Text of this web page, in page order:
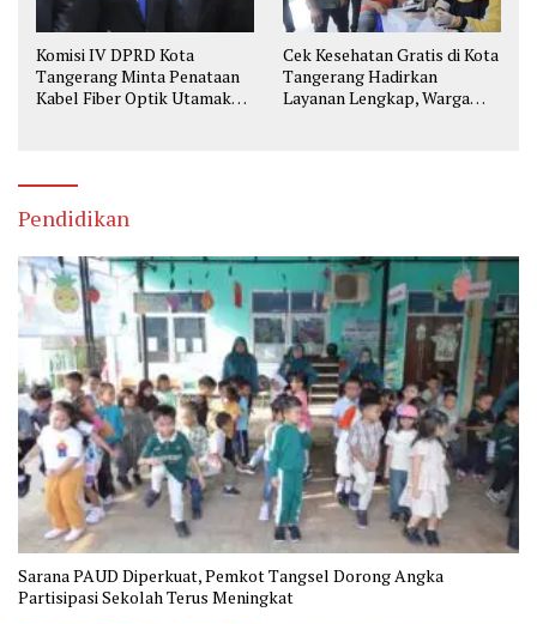
Komisi IV DPRD Kota
Tangerang Minta Penataan
Kabel Fiber Optik Utamakan
Cek Kesehatan Gratis di Kota
Tangerang Hadirkan
Layanan Lengkap, Warga
Pendidikan
Sarana PAUD Diperkuat, Pemkot Tangsel Dorong Angka
Partisipasi Sekolah Terus Meningkat